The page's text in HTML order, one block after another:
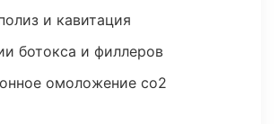
и кавитация
ботокса и филлеров
омоложение co2